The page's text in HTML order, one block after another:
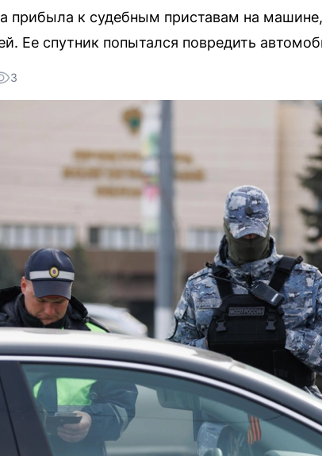
прибыла к судебным приставам на
Ее спутник попытался повредить
3